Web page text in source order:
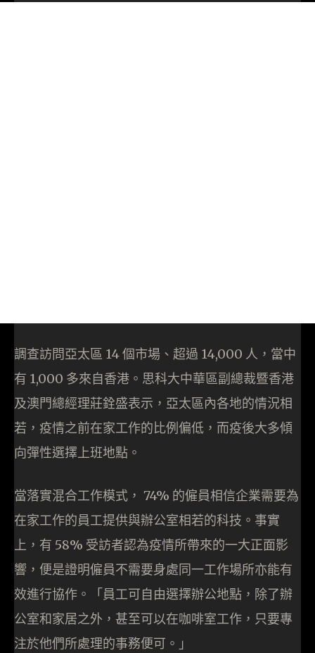
調查訪問亞太區 14 個市場、超過 14,000 人，當中
有 1,000 多來自香港。思科大中華區副總裁暨香港
及澳門總經理莊銓盛表示，亞太區內各地的情況相
若，疫情之前在家工作的比例偏低，而疫後大多傾
向彈性選擇上班地點。
當落實混合工作模式， 74% 的僱員相信企業需要為
在家工作的員工提供與辦公室相若的科技。事實
上，有 58% 受訪者認為疫情所帶來的一大正面影
響，便是證明僱員不需要身處同一工作場所亦能有
效進行協作。「員工可自由選擇辦公地點，除了辦
公室和家居之外，甚至可以在咖啡室工作，只要專
注於他們所處理的事務便可。」